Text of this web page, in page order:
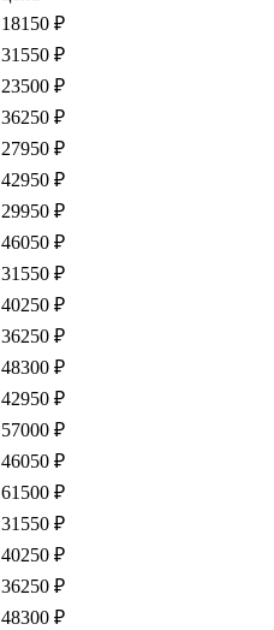
18150 ₽
31550 ₽
23500 ₽
36250 ₽
27950 ₽
42950 ₽
29950 ₽
46050 ₽
31550 ₽
40250 ₽
36250 ₽
48300 ₽
42950 ₽
57000 ₽
46050 ₽
61500 ₽
31550 ₽
40250 ₽
36250 ₽
48300 ₽